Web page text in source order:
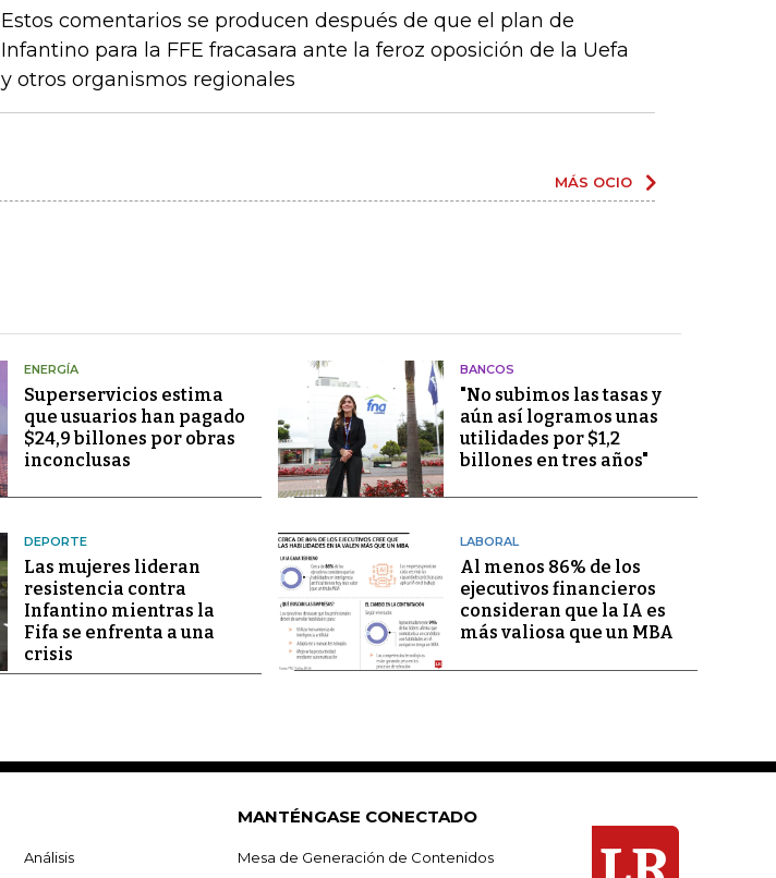
Estos comentarios se producen después de que el plan de
Infantino para la FFE fracasara ante la feroz oposición de la Uefa
y otros organismos regionales
MÁS OCIO
ENERGÍA
Superservicios estima
que usuarios han pagado
$24,9 billones por obras
inconclusas
BANCOS
"No subimos las tasas y
aún así logramos unas
utilidades por $1,2
billones en tres años"
DEPORTE
Las mujeres lideran
resistencia contra
Infantino mientras la
Fifa se enfrenta a una
crisis
LABORAL
Al menos 86% de los
ejecutivos financieros
consideran que la IA es
más valiosa que un MBA
Análisis
MANTÉNGASE CONECTADO
Mesa de Generación de Contenidos